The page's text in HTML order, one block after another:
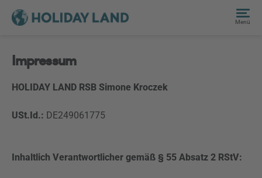
Menü
Impressum
HOLIDAY LAND RSB Simone Kroczek
USt.Id.: DE249061775
Inhaltlich Verantwortlicher gemäß § 55 Absatz 2 RStV: